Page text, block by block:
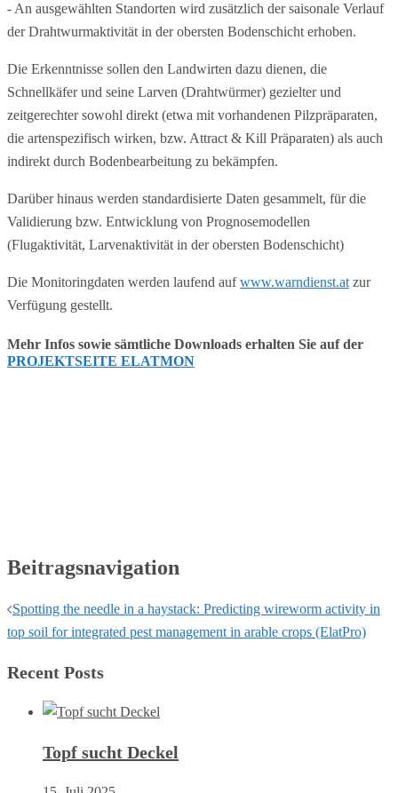
- An ausgewählten Standorten wird zusätzlich der saisonale Verlauf
der Drahtwurmaktivität in der obersten Bodenschicht erhoben.
Die Erkenntnisse sollen den Landwirten dazu dienen, die
Schnellkäfer und seine Larven (Drahtwürmer) gezielter und
zeitgerechter sowohl direkt (etwa mit vorhandenen Pilzpräparaten,
die artenspezifisch wirken, bzw. Attract & Kill Präparaten) als auch
indirekt durch Bodenbearbeitung zu bekämpfen.
Darüber hinaus werden standardisierte Daten gesammelt, für die
Validierung bzw. Entwicklung von Prognosemodellen
(Flugaktivität, Larvenaktivität in der obersten Bodenschicht)
Die Monitoringdaten werden laufend aufwww.warndienst.at zur
Verfügung gestellt.
Mehr Infos sowie sämtliche Downloads erhalten Sie auf der
PROJEKTSEITE ELATMON
Beitragsnavigation
Spotting the needle in a haystack: Predicting wireworm activity in
top soil for integrated pest management in arable crops (ElatPro)
Recent Posts
Topf sucht Deckel